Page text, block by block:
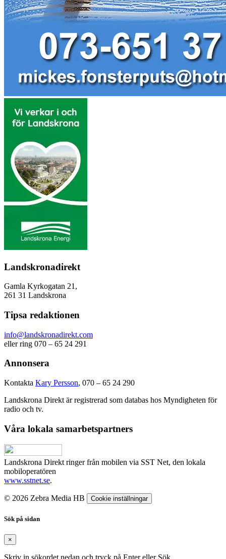
Landskronadirekt
Gamla Kyrkogatan 21,
261 31 Landskrona
Tipsa redaktionen
info@landskronadirekt.com
eller ring 070 – 65 24 291
Annonsera
Kontakta Kary Persson, 070 – 65 24 290
Landskrona Direkt är registrerad som databas hos Myndigheten för
radio och tv.
Våra lokala samarbetspartners
Landskrona Direkt ringer från mobilen via SST Net, den lokala
mobiloperatören
www.sstnet.se.
© 2026 Zebra Media HB Cookie inställningar
Sök på sidan
×
Skriv in sökordet nedan och tryck på Enter eller Sök